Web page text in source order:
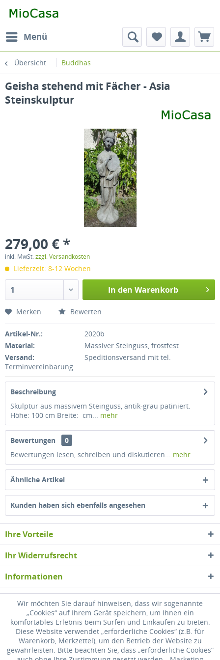
Menü
Übersicht Buddhas
Geisha stehend mit Fächer - Asia
Steinskulptur
279,00 € *
inkl. MwSt.zzgl. Versandkosten
Lieferzeit: 8-12 Wochen
In den Warenkorb
Merken Bewerten
Artikel-Nr.:
2020b
Material:
Massiver Steinguss, frostfest
Versand:
Speditionsversand mit tel.
Terminvereinbarung
Beschreibung
Skulptur aus massivem Steinguss, antik-grau patiniert.
Höhe: 100 cm Breite: cm... mehr
Bewertungen
0
Bewertungen lesen, schreiben und diskutieren... mehr
Ähnliche Artikel
Kunden haben sich ebenfalls angesehen
Ihre Vorteile
Ihr Widerrufsrecht
Informationen
* Alle Preise inkl. gesetzl. Mehrwertsteuer zzgl.Versandkosten, wenn nicht
anders beschrieben
Widerrufsrecht Versandkosten Datenschutz Zahlung
Wir möchten Sie darauf hinweisen, dass wir sogenannte
„Cookies“ auf Ihrem Gerät speichern, um Ihnen ein
komfortables Erlebnis beim Surfen und Einkaufen zu bieten.
Diese Website verwendet „erforderliche Cookies“ (z.B. für
Warenkorb, Merkzettel), um den Betrieb der Website zu
gewährleisten. Bitte beachten Sie, dass „erforderliche Cookies“